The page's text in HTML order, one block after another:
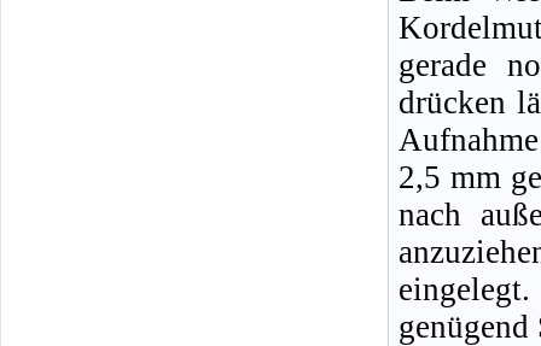
gerade
drücken
2,5 mm
nach